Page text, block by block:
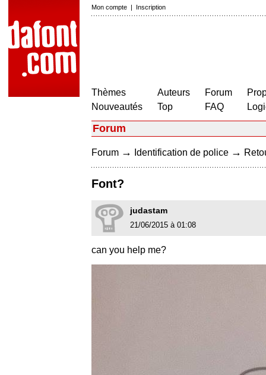
Mon compte | Inscription
Thèmes
Nouveautés
Auteurs
Top
Forum
FAQ
Forum
Forum → Identification de police →
Font?
judastam
21/06/2015 à 01:08
can you help me?